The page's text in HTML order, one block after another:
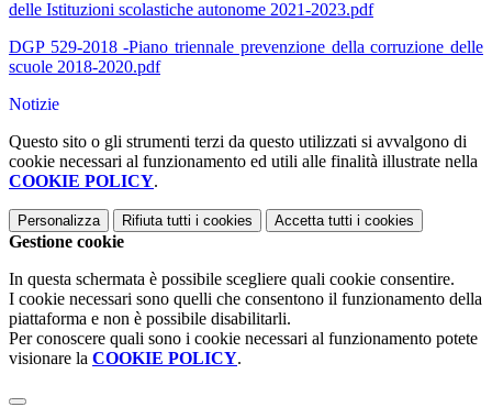
delle Istituzioni scolastiche autonome 2021-2023.pdf
DGP 529-2018 -Piano triennale prevenzione della corruzione delle
scuole 2018-2020.pdf
Notizie
Questo sito o gli strumenti terzi da questo utilizzati si avvalgono di
cookie necessari al funzionamento ed utili alle finalità illustrate nella
COOKIE POLICY.
Personalizza Rifiuta tutti i cookies Accetta tutti i cookies
Gestione cookie
In questa schermata è possibile scegliere quali cookie consentire.
I cookie necessari sono quelli che consentono il funzionamento della
piattaforma e non è possibile disabilitarli.
Per conoscere quali sono i cookie necessari al funzionamento potete
visionare la COOKIE POLICY.